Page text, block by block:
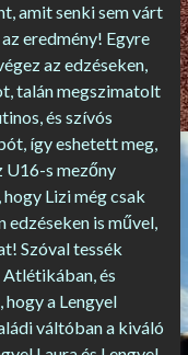
amit senki sem várt
eredmény! Egyre
az edzéseken,
talán megszimatolt
és szívós
így eshetett meg,
U16-s mezőny
Lizi még csak
edzéseken is művel,
Szóval tessék
Atlétikában, és
a Lengyel
váltóban a kiváló